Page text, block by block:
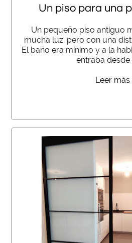
Un piso para una
Un pequeño piso antiguo
mucha luz, pero con una
El baño era mínimo y a la
entraba desde
Leer más